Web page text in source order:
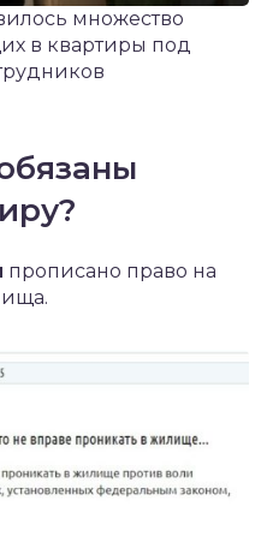
множество
в квартиры под
прописано право на